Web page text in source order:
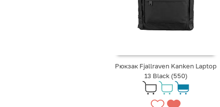
Рюкзак Fjallraven Kanken Laptop
13 Black (550)